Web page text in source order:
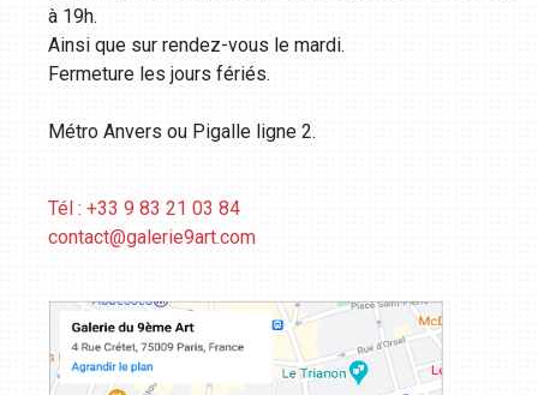
à 19h.
Ainsi que sur rendez-vous le mardi.
Fermeture les jours fériés.
Métro Anvers ou Pigalle ligne 2.
Tél : +33 9 83 21 03 84
contact@galerie9art.com